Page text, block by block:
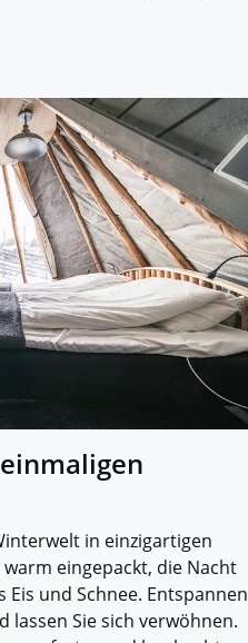
in einzigartigen
eingepackt, die Nacht
und Schnee. Entspannen
lassen Sie sich verwöhnen.